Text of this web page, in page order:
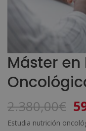
Máster
2.380,00€ El
Estudia nutrición